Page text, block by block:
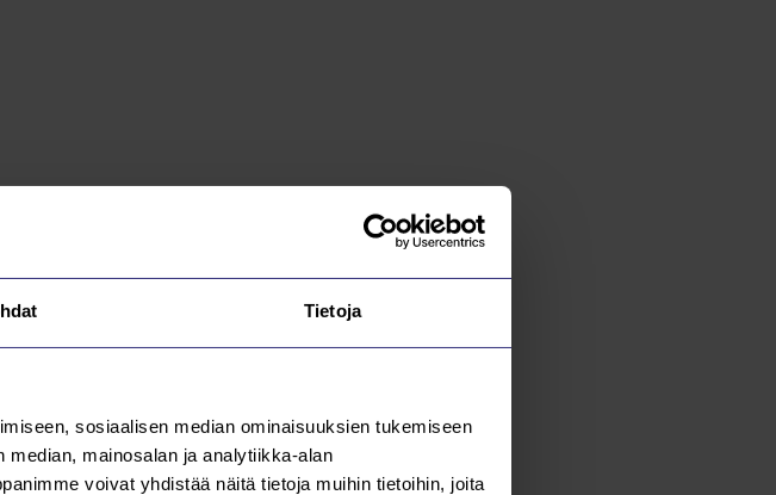
Tietoja
sosiaalisen median ominaisuuksien tukemiseen
mainosalan ja analytiikka-alan
voivat yhdistää näitä tietoja muihin tietoihin, joita